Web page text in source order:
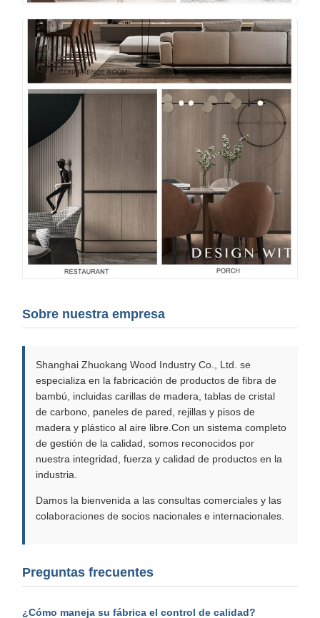
Sobre nuestra empresa
Shanghai Zhuokang Wood Industry Co., Ltd. se
especializa en la fabricación de productos de fibra de
bambú, incluidas carillas de madera, tablas de cristal
de carbono, paneles de pared, rejillas y pisos de
madera y plástico al aire libre.Con un sistema completo
de gestión de la calidad, somos reconocidos por
nuestra integridad, fuerza y calidad de productos en la
industria.
Damos la bienvenida a las consultas comerciales y las
colaboraciones de socios nacionales e internacionales.
Preguntas frecuentes
¿Cómo maneja su fábrica el control de calidad?